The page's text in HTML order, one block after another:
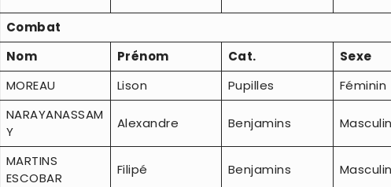
Combat
Nom
Prénom Cat. Sexe
MOREAU
Lison Pupilles Féminin
NARAYANASSAM
Y
Alexandre Benjamins Masculin
MARTINS
ESCOBAR
Filipé Benjamins Masculin